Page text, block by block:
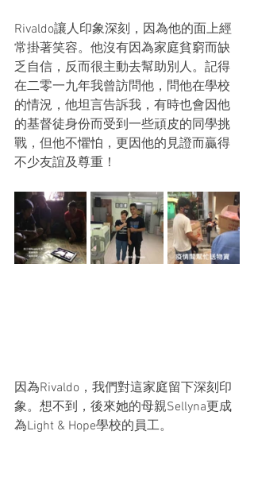
Rivaldo讓人印象深刻，因為他的面上經
常掛著笑容。他沒有因為家庭貧窮而缺
乏自信，反而很主動去幫助別人。記得
在二零一九年我曾訪問他，問他在學校
的情況，他坦言告訴我，有時也會因他
的基督徒身份而受到一些頑皮的同學挑
戰，但他不懼怕，更因他的見證而贏得
不少友誼及尊重！
因為Rivaldo，我們對這家庭留下深刻印
象。想不到，後來她的母親Sellyna更成
為Light & Hope學校的員工。